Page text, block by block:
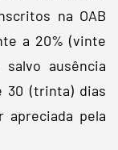
na OAB
a 20% (vinte
ausência
30 (trinta) dias
apreciada pela